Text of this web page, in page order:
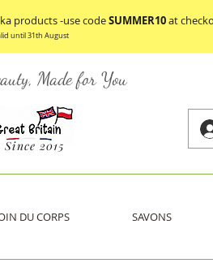
products -use codeSUMMER10at
until 31th August
Made for You
2015
DU CORPS SAVONS